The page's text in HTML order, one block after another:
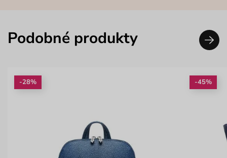
Podobné produkty
-28% -45%